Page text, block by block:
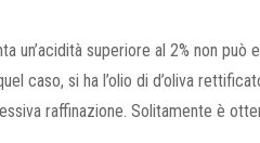
un’acidità superiore al 2% non può
caso, si ha l’olio di d’oliva
raffinazione. Solitamente è